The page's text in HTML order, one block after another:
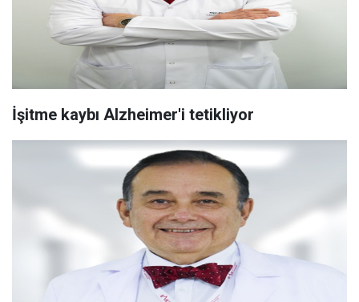
İşitme kaybı Alzheimer'i tetikliyor